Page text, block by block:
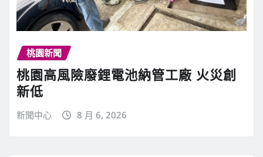
桃園新聞
桃園高風險廢鋰電池納管工廠 火災創
新低
新聞中心 8 月 6, 2026